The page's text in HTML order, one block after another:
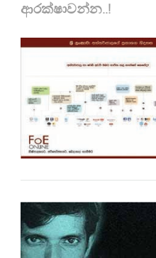
ආරක්ෂාවන්න..!